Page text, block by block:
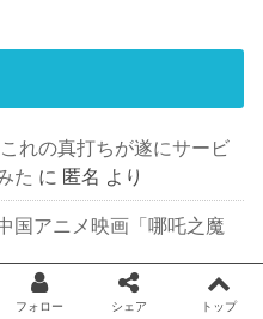
れの真打ちが遂にサービ
た に 匿名 より
国アニメ映画「哪吒之魔
ンタジーアニメ「一念永
フォロー シェア トップ
facebook